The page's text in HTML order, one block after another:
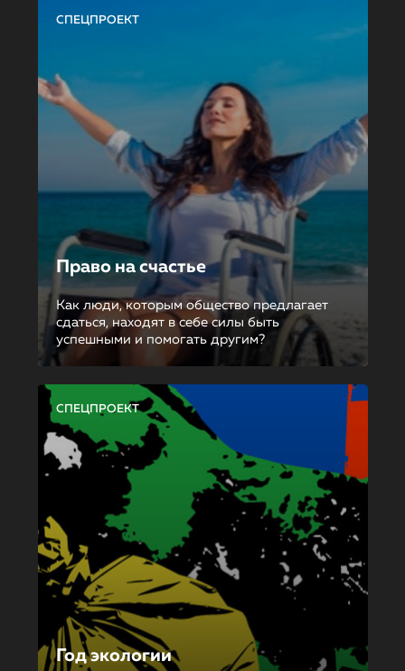
СПЕЦПРОЕКТ
Право на счастье
Как люди, которым общество предлагает
сдаться, находят в себе силы быть
успешными и помогать другим?
СПЕЦПРОЕКТ
Год экологии